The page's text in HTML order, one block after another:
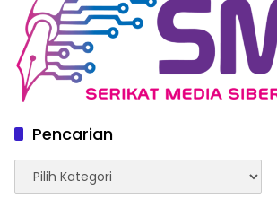
Pencarian
Pencarian